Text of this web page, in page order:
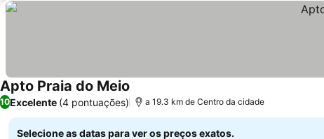
Apto Praia do Meio
10Excelente (4 pontuações) a 19.3 km de Centro da cidade
Selecione as datas para ver os preços exatos.